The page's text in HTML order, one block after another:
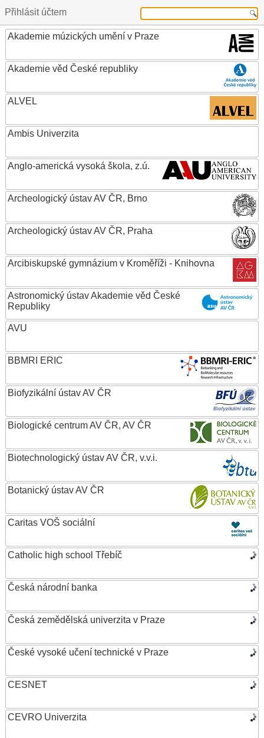
Přihlásit účtem
Akademie múzických umění v Praze
Akademie věd České republiky
ALVEL
Ambis Univerzita
Anglo-americká vysoká škola, z.ú.
Archeologický ústav AV ČR, Brno
Archeologický ústav AV ČR, Praha
Arcibiskupské gymnázium v Kroměříži - Knihovna
Astronomický ústav Akademie věd České
Republiky
AVU
BBMRI ERIC
Biofyzikální ústav AV ČR
Biologické centrum AV ČR, AV ČR
Biotechnologický ústav AV ČR, v.v.i.
Botanický ústav AV ČR
Caritas VOŠ sociální
Catholic high school Třebíč
Česká národní banka
Česká zemědělská univerzita v Praze
České vysoké učení technické v Praze
CESNET
CEVRO Univerzita